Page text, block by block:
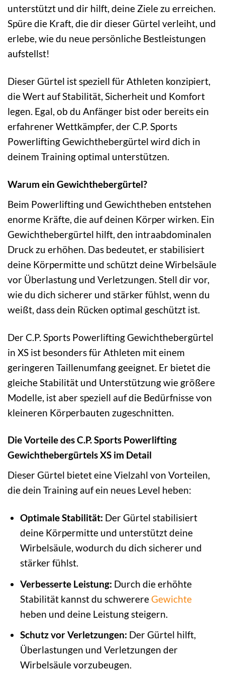
unterstützt und dir hilft, deine Ziele zu erreichen.
Spüre die Kraft, die dir dieser Gürtel verleiht, und
erlebe, wie du neue persönliche Bestleistungen
aufstellst!
Dieser Gürtel ist speziell für Athleten konzipiert,
die Wert auf Stabilität, Sicherheit und Komfort
legen. Egal, ob du Anfänger bist oder bereits ein
erfahrener Wettkämpfer, der C.P. Sports
Powerlifting Gewichthebergürtel wird dich in
deinem Training optimal unterstützen.
Warum ein Gewichthebergürtel?
Beim Powerlifting und Gewichtheben entstehen
enorme Kräfte, die auf deinen Körper wirken. Ein
Gewichthebergürtel hilft, den intraabdominalen
Druck zu erhöhen. Das bedeutet, er stabilisiert
deine Körpermitte und schützt deine Wirbelsäule
vor Überlastung und Verletzungen. Stell dir vor,
wie du dich sicherer und stärker fühlst, wenn du
weißt, dass dein Rücken optimal geschützt ist.
Der C.P. Sports Powerlifting Gewichthebergürtel
in XS ist besonders für Athleten mit einem
geringeren Taillenumfang geeignet. Er bietet die
gleiche Stabilität und Unterstützung wie größere
Modelle, ist aber speziell auf die Bedürfnisse von
kleineren Körperbauten zugeschnitten.
Die Vorteile des C.P. Sports Powerlifting
Gewichthebergürtels XS im Detail
Dieser Gürtel bietet eine Vielzahl von Vorteilen,
die dein Training auf ein neues Level heben:
Optimale Stabilität: Der Gürtel stabilisiert
deine Körpermitte und unterstützt deine
Wirbelsäule, wodurch du dich sicherer und
stärker fühlst.
Verbesserte Leistung: Durch die erhöhte
Stabilität kannst du schwerereGewichte
heben und deine Leistung steigern.
Schutz vor Verletzungen: Der Gürtel hilft,
Überlastungen und Verletzungen der
Wirbelsäule vorzubeugen.